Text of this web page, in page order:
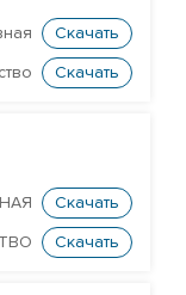
Скачать
Скачать
Скачать
Скачать